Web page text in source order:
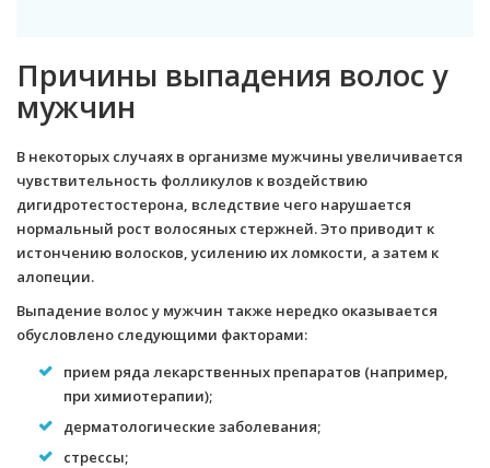
Причины выпадения волос у
мужчин
В некоторых случаях в организме мужчины увеличивается
чувствительность фолликулов к воздействию
дигидротестостерона, вследствие чего нарушается
нормальный рост волосяных стержней. Это приводит к
истончению волосков, усилению их ломкости, а затем к
алопеции.
Выпадение волос у мужчин также нередко оказывается
обусловлено следующими факторами:
прием ряда лекарственных препаратов (например,
при химиотерапии);
дерматологические заболевания;
стрессы;